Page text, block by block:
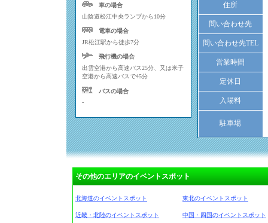
車の場合
山陰道松江中央ランプから10分
電車の場合
JR松江駅から徒歩7分
飛行機の場合
出雲空港から高速バス25分、又は米子
空港から高速バスで45分
バスの場合
-
住所
問い合わせ先
問い合わせ先TEL
営業時間
定休日
入場料
駐車場
その他のエリアのイベントスポット
北海道のイベントスポット 東北のイベントスポット
近畿・北陸のイベントスポット 中国・四国のイベントスポット